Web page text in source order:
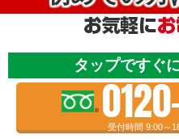
タップですぐ
受付時間 9:00～